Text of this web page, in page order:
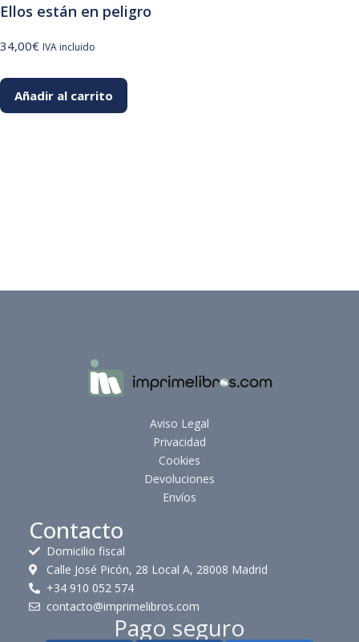
Ellos están en peligro
34,00€ IVA incluido
Añadir al carrito
Aviso Legal
Privacidad
Cookies
Devoluciones
Envíos
Contacto
Domicilio fiscal
Calle José Picón, 28 Local A, 28008 Madrid
+34 910 052 574
contacto@imprimelibros.com
Pago seguro